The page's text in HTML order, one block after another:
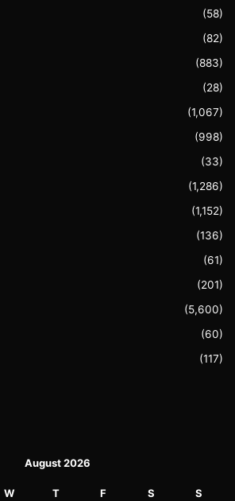
(58)
(82)
(883)
(28)
(1,067)
(998)
(33)
(1,286)
(1,152)
(136)
(61)
(201)
(5,600)
(60)
(117)
August 2026
W T F S S